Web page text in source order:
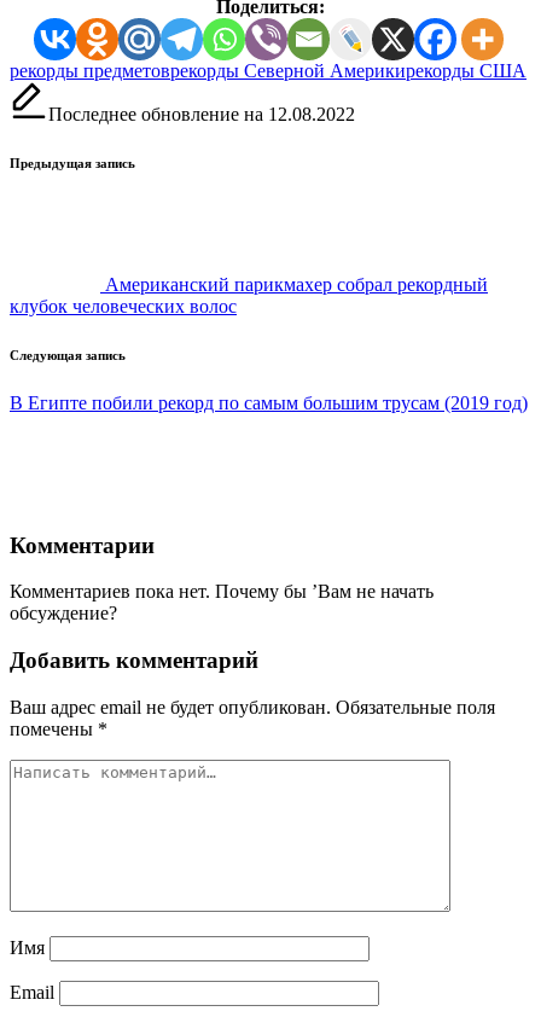
Поделиться:
Метки:
рекорды предметоврекорды Северной Америкирекорды США
Последнее обновление на 12.08.2022
Навигация
Предыдущая запись
Американский парикмахер собрал рекордный
клубок человеческих волос
Следующая запись
В Египте побили рекорд по самым большим трусам (2019 год)
Комментарии
Комментариев пока нет. Почему бы ’Вам не начать
обсуждение?
Добавить комментарий
Ваш адрес email не будет опубликован. Обязательные поля
помечены *
Имя
Email